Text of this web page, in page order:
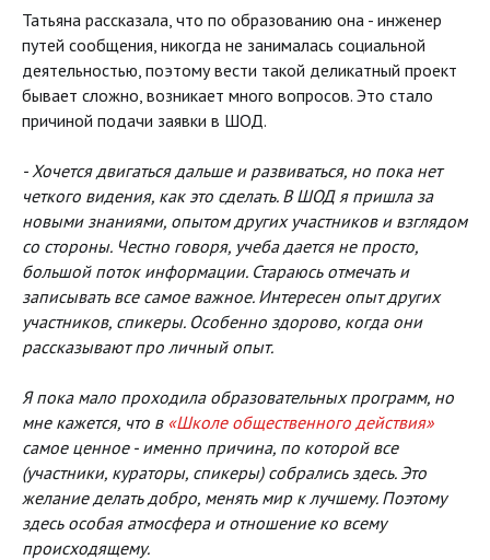
Татьяна рассказала, что по образованию она - инженер
путей сообщения, никогда не занималась социальной
деятельностью, поэтому вести такой деликатный проект
бывает сложно, возникает много вопросов. Это стало
причиной подачи заявки в ШОД.
- Хочется двигаться дальше и развиваться, но пока нет
четкого видения, как это сделать. В ШОД я пришла за
новыми знаниями, опытом других участников и взглядом
со стороны. Честно говоря, учеба дается не просто,
большой поток информации. Стараюсь отмечать и
записывать все самое важное. Интересен опыт других
участников, спикеры. Особенно здорово, когда они
рассказывают про личный опыт.
Я пока мало проходила образовательных программ, но
мне кажется, что в «Школе общественного действия»
самое ценное - именно причина, по которой все
(участники, кураторы, спикеры) собрались здесь. Это
желание делать добро, менять мир к лучшему. Поэтому
здесь особая атмосфера и отношение ко всему
происходящему.